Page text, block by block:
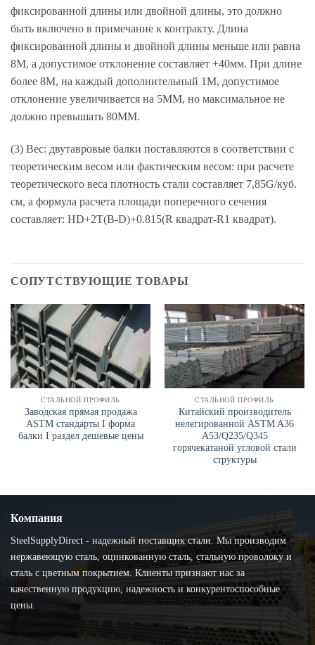
фиксированной длины или двойной длины, это должно
быть включено в примечание к контракту. Длина
фиксированной длины и двойной длины меньше или равна
8M, а допустимое отклонение составляет +40мм. При длине
более 8М, на каждый дополнительный 1М, допустимое
отклонение увеличивается на 5ММ, но максимальное не
должно превышать 80ММ.
(3) Вес: двутавровые балки поставляются в соответствии с
теоретическим весом или фактическим весом: при расчете
теоретического веса плотность стали составляет 7,85G/куб.
см, а формула расчета площади поперечного сечения
составляет: HD+2T(B-D)+0.815(R квадрат-R1 квадрат).
СОПУТСТВУЮЩИЕ ТОВАРЫ
СТАЛЬНОЙ ПРОФИЛЬ
Заводская прямая продажа
ASTM стандарты I форма
балки I раздел дешевые цены
СТАЛЬНОЙ ПРОФИЛЬ
Китайский производитель
нелегированной ASTM A36
A53/Q235/Q345
горячекатаной угловой стали
структуры
Компания
SteelSupplyDirect - надежный поставщик стали. Мы производим
нержавеющую сталь, оцинкованную сталь, стальную проволоку и
сталь с цветным покрытием. Клиенты признают нас за
качественную продукцию, надежность и конкурентоспособные
цены.